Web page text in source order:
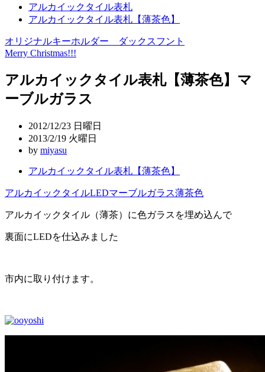
アルカイックタイル表札
アルカイックタイル表札【薄茶色】
投
ナ
ビ
ン
オリジナルキーホルダー ダックスフント
Merry Christmas!!!
アルカイックタイル表札【薄茶色】マ
ーブルガラス
2012/12/23 日曜日
2013/2/19 火曜日
by miyasu
アルカイックタイル表札【薄茶色】
アルカイックタイルLEDマーブルガラス薄茶色
アルカイックタイル（薄茶）に色ガラスを埋め込んで
裏面にLEDを仕込みました
市内に取り付けます。